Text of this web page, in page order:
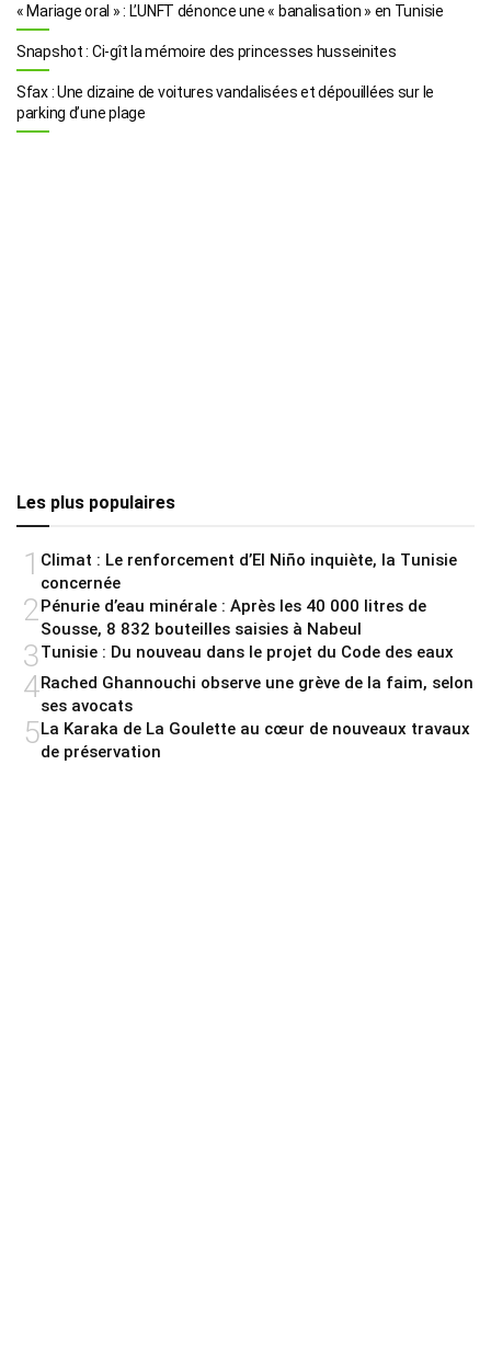
« Mariage oral » : L’UNFT dénonce une « banalisation » en Tunisie
Snapshot : Ci-gît la mémoire des princesses husseinites
Sfax : Une dizaine de voitures vandalisées et dépouillées sur le
parking d’une plage
Les plus populaires
1 Climat : Le renforcement d’El Niño inquiète, la Tunisie
concernée
2 Pénurie d’eau minérale : Après les 40 000 litres de
Sousse, 8 832 bouteilles saisies à Nabeul
3Tunisie : Du nouveau dans le projet du Code des eaux
4Rached Ghannouchi observe une grève de la faim, selon
ses avocats
5La Karaka de La Goulette au cœur de nouveaux travaux
de préservation